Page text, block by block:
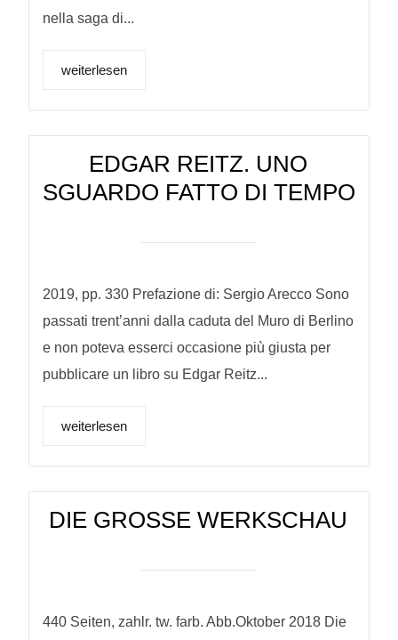
nella saga di...
weiterlesen
EDGAR REITZ. UNO
SGUARDO FATTO DI TEMPO
2019, pp. 330 Prefazione di: Sergio Arecco Sono
passati trent’anni dalla caduta del Muro di Berlino
e non poteva esserci occasione più giusta per
pubblicare un libro su Edgar Reitz...
weiterlesen
DIE GROSSE WERKSCHAU
440 Seiten, zahlr. tw. farb. Abb.Oktober 2018 Die